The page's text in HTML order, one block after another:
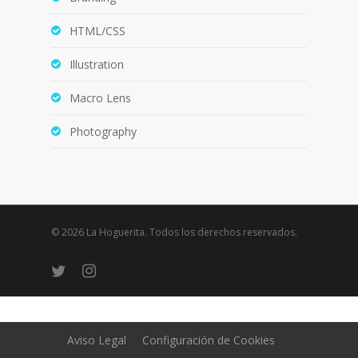
HTML/CSS
Illustration
Macro Lens
Photography
© 2026 La Hoguerita. Todos los derechos reservados.
twitter instagram
Aviso Legal Configuración de Cookies